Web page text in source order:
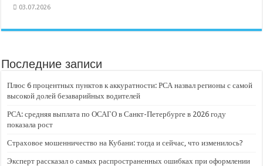
03.07.2026
Последние записи
Плюс 6 процентных пунктов к аккуратности: РСА назвал регионы с самой
высокой долей безаварийных водителей
РСА: средняя выплата по ОСАГО в Санкт-Петербурге в 2026 году
показала рост
Страховое мошенничество на Кубани: тогда и сейчас, что изменилось?
Эксперт рассказал о самых распространенных ошибках при оформлении